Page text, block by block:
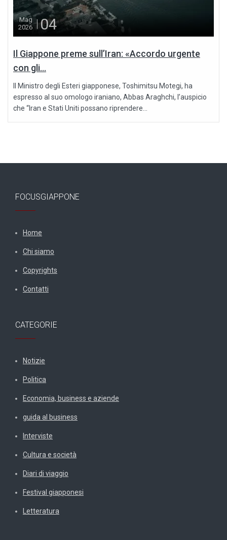
Mag
2026
04
Il Giappone preme sull’Iran: «Accordo urgente
con gli...
Il Ministro degli Esteri giapponese, Toshimitsu Motegi, ha
espresso al suo omologo iraniano, Abbas Araghchi, l’auspicio
che “Iran e Stati Uniti possano riprendere...
FOCUSGIAPPONE
Home
Chi siamo
Copyrights
Contatti
CATEGORIE
Notizie
Politica
Economia, business e aziende
guida al business
Interviste
Cultura e società
Diari di viaggio
Festival giapponesi
Letteratura